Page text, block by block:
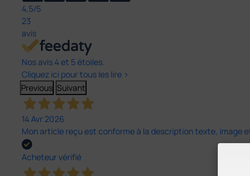
4,5/5
23
avis
Nos avis 4 et 5 étoiles.
Cliquez ici pour tous les lire >
Previous Suivant
14 Avr 2026
Mon article reçu est conforme à la description texte, image
Acheteur vérifié